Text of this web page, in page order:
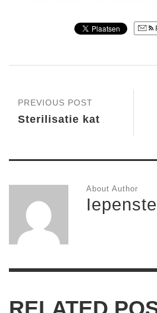
PREVIOUS POST
Sterilisatie kat
About Author